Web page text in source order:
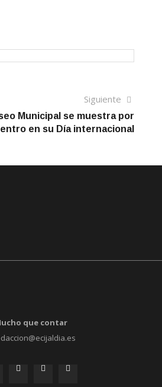
Siguiente
Municipal se muestra por
en su Día internacional
que contar